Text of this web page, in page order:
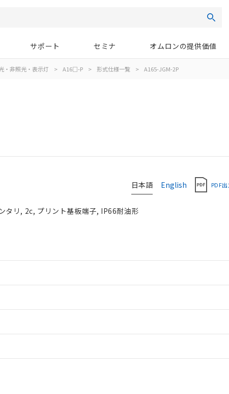
サポート セミナ オムロンの提供価値
・非照光・表示灯 > A16□-P > 形式仕様一覧 > A165-JGM-2P
日本語 English PDF出
タリ, 2c, プリント基板端子, IP66耐油形